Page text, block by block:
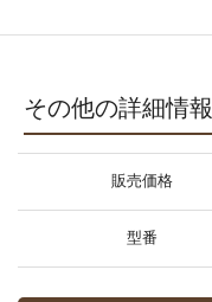
その他の詳細情報
販売価格
型番